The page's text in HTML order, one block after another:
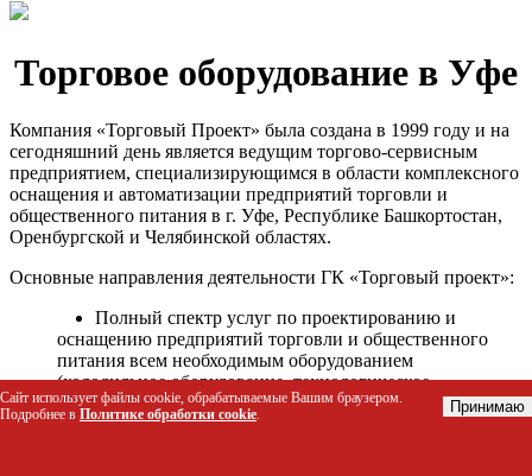
Торговое оборудование в Уфе
Компания «Торговый Проект» была создана в 1999 году и на
сегодняшний день является ведущим торгово-сервисным
предприятием, специализирующимся в области комплексного
оснащения и автоматизации предприятий торговли и
общественного питания в г. Уфе, Республике Башкортостан,
Оренбургской и Челябинской областях.
Основные направления деятельности ГК «Торговый проект»:
Полный спектр услуг по проектированию и
оснащению предприятий торговли и общественного
питания всем необходимым оборудованием
(холодильное оборудование, технологическое
оборудование, стеллажное оборудование и т.д.);
Автоматизация торговых процессов и внедрения
Сайт использует файлы cookie, обрабатываемые Вашим браузером.
Подробнее в Политике обработки cookie. Принимаю